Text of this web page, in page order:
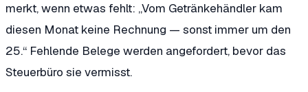
merkt, wenn etwas fehlt: „Vom Getränkehändler kam
diesen Monat keine Rechnung — sonst immer um den
25.“ Fehlende Belege werden angefordert, bevor das
Steuerbüro sie vermisst.